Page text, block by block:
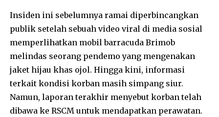
Insiden ini sebelumnya ramai diperbincangkan
publik setelah sebuah video viral di media sosial
memperlihatkan mobil barracuda Brimob
melindas seorang pendemo yang mengenakan
jaket hijau khas ojol. Hingga kini, informasi
terkait kondisi korban masih simpang siur.
Namun, laporan terakhir menyebut korban telah
dibawa ke RSCM untuk mendapatkan perawatan.